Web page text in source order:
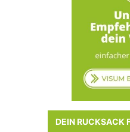
DEIN RUCKSACK